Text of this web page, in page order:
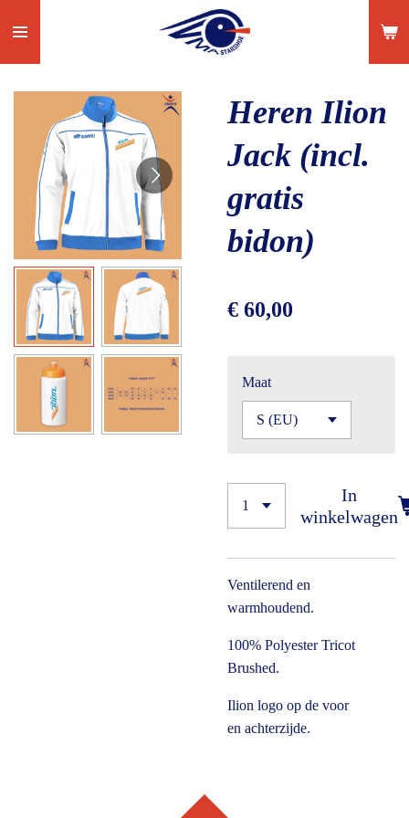
direct
naar
de
hoofdinhoud
Heren Ilion
Jack (incl.
gratis
bidon)
€ 60,00
Maat
In
winkelwagen
Ventilerend en
warmhoudend.
100% Polyester Tricot
Brushed.
Ilion logo op de voor
en achterzijde.